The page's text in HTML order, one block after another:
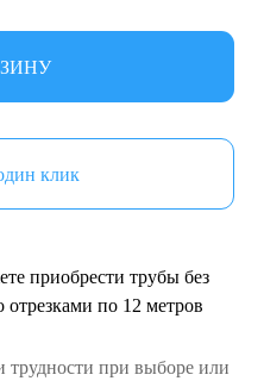
клик
приобрести трубы без
отрезками по 12 метров
трудности при выборе или